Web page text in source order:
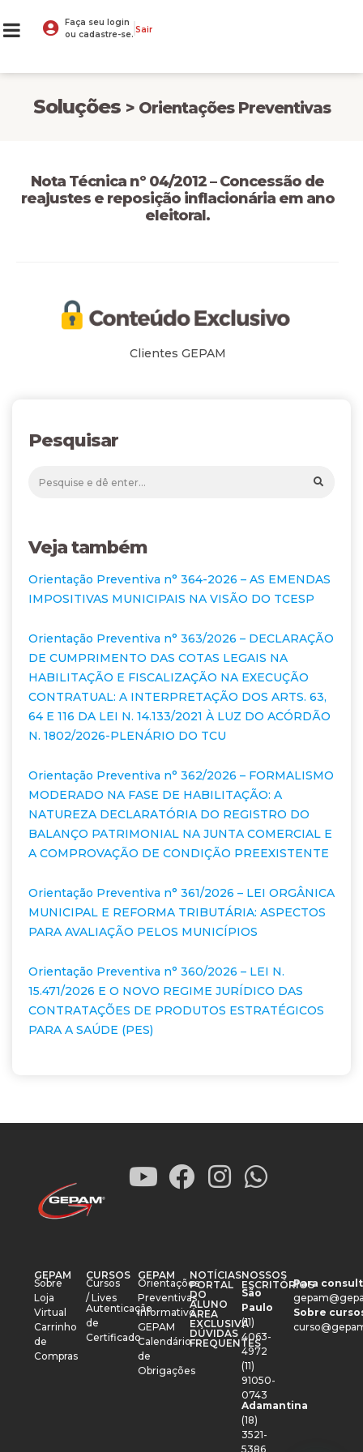
Faça seu login
ou cadastre-se. Sair
Soluções > Orientações Preventivas
Nota Técnica nº 04/2012 – Concessão de
reajustes e reposição inflacionária em ano
eleitoral.
Clientes GEPAM
Pesquisar
Veja também
Orientação Preventiva n° 364-2026 – AS EMENDAS
IMPOSITIVAS MUNICIPAIS NA VISÃO DO TCESP
Orientação Preventiva n° 363/2026 – DECLARAÇÃO
DE CUMPRIMENTO DAS COTAS LEGAIS NA
HABILITAÇÃO E FISCALIZAÇÃO NA EXECUÇÃO
CONTRATUAL: A INTERPRETAÇÃO DOS ARTS. 63,
64 E 116 DA LEI N. 14.133/2021 À LUZ DO ACÓRDÃO
N. 1802/2026-PLENÁRIO DO TCU
Orientação Preventiva n° 362/2026 – FORMALISMO
MODERADO NA FASE DE HABILITAÇÃO: A
NATUREZA DECLARATÓRIA DO REGISTRO DO
BALANÇO PATRIMONIAL NA JUNTA COMERCIAL E
A COMPROVAÇÃO DE CONDIÇÃO PREEXISTENTE
Orientação Preventiva n° 361/2026 – LEI ORGÂNICA
MUNICIPAL E REFORMA TRIBUTÁRIA: ASPECTOS
PARA AVALIAÇÃO PELOS MUNICÍPIOS
Orientação Preventiva n° 360/2026 – LEI N.
15.471/2026 E O NOVO REGIME JURÍDICO DAS
CONTRATAÇÕES DE PRODUTOS ESTRATÉGICOS
PARA A SAÚDE (PES)
GEPAM
Sobre
Loja
Virtual
Carrinho
de
Compras
CURSOS
Cursos
/ Lives
Autenticação
de
Certificado
GEPAM
Orientações
Preventivas
Informativo
GEPAM
Calendário
de
Obrigações
NOTÍCIAS
PORTAL
DO
ALUNO
ÁREA
EXCLUSIVA
DÚVIDAS
FREQUENTES
NOSSOS
ESCRITÓRIOS
São
Paulo
(11)
4063-
4972
(11)
91050-
0743
Adamantina
(18)
3521-
5386
Para
Sobre